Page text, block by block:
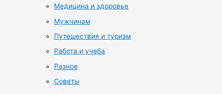
Медицина и здоровье
Мужчинам
Путешествия и туризм
Работа и учеба
Разное
Советы